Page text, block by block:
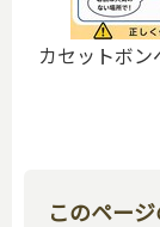
カセットボ
このペー